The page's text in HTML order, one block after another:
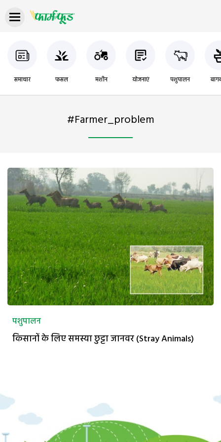
समाचार फसल मशीन योजनाएं पशुपालन
#farmer_problem
पशुपालन
किसानों के लिए समस्या छुट्टा जानवर (Stray Animals)